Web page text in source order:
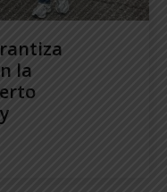
la